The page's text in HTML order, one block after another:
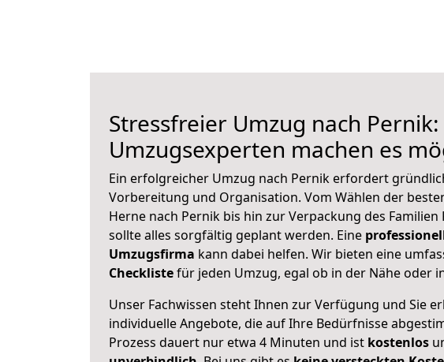
Stressfreier Umzug nach Pernik:
Umzugsexperten machen es
Ein erfolgreicher Umzug nach Pernik erfordert
Vorbereitung und Organisation. Vom Wählen der
Herne nach Pernik bis hin zur Verpackung des Familien
sollte alles sorgfältig geplant werden. Eine
Umzugsfirma kann dabei helfen. Wir bieten eine
Checklistefür jeden Umzug, egal ob in der Nähe oder
Unser Fachwissen steht Ihnen zur Verfügung und Sie
individuelle Angebote, die auf Ihre Bedürfnisse
Prozess dauert nur etwa 4 Minuten und ist kostenlos